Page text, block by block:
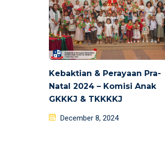
Kebaktian & Perayaan Pra-
Natal 2024 – Komisi Anak
GKKKJ & TKKKKJ
Posted
December 8, 2024